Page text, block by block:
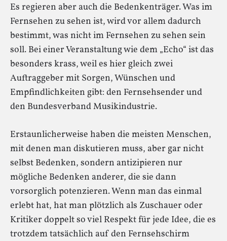
Es regieren aber auch die Bedenkenträger. Was im
Fernsehen zu sehen ist, wird vor allem dadurch
bestimmt, was nicht im Fernsehen zu sehen sein
soll. Bei einer Veranstaltung wie dem „Echo“ ist das
besonders krass, weil es hier gleich zwei
Auftraggeber mit Sorgen, Wünschen und
Empfindlichkeiten gibt: den Fernsehsender und
den Bundesverband Musikindustrie.
Erstaunlicherweise haben die meisten Menschen,
mit denen man diskutieren muss, aber gar nicht
selbst Bedenken, sondern antizipieren nur
mögliche Bedenken anderer, die sie dann
vorsorglich potenzieren. Wenn man das einmal
erlebt hat, hat man plötzlich als Zuschauer oder
Kritiker doppelt so viel Respekt für jede Idee, die es
trotzdem tatsächlich auf den Fernsehschirm